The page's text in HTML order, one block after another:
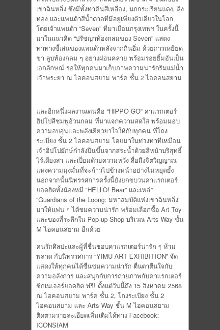
เขาฉินหลิ่ง ซึ่งมีทั้งทาคินสีเหลือง, นกกระเรียนแดง, ลิง
ทอง และแพนด้าสีน้ำตาลที่มีอยู่เพียงตัวเดียวในโลก
โดยเจ้าแพนด้า “Seven” ที่มาเยือนกรุงเทพฯ ในครั้งนี้
มาในแนวคิด “ปรัชญาท้องกลมของ Seven” แสดง
ท่าทางขี้เล่นของแพนด้าหลังจากกินอิ่ม ด้วยการเหยียด
ขา ลูบท้องกลม ๆ อย่างผ่อนคลาย พร้อมรอยยิ้มอันเป็น
เอกลักษณ์ รอให้ทุกคนมาเก็บภาพความน่ารักริมแม่น้ำ
เจ้าพระยา ณ ไอคอนสยาม พาร์ค ชั้น 2 ไอคอนสยาม
และอีกหนึ่งผลงานเด่นคือ “HIPPO GO” คาแรกเตอร์
ฮิปโปสีชมพูอ้วนกลม ที่มาแจกความสดใส พร้อมมอบ
ความอบอุ่นและพลังเยียวยาใจให้กับทุกคน ที่โถง
ระเบียง ชั้น 2 ไอคอนสยาม โดยมาในท่วงท่าที่เหมือน
เจ้าฮิปโปยักษ์กำลังปีนขึ้นจากสระน้ำด้วยสีหน้าบริสุทธิ์
ไร้เดียงสา และเปี่ยมด้วยความหวัง สื่อถึงจิตวิญญาณ
แห่งความมุ่งมั่นที่จะก้าวไปข้างหน้าอย่างไม่หยุดยั้ง
นอกจากนั้นนิทรรศการครั้งนี้ยังยกขบวนคาแรกเตอร์
ยอดฮิตทั้งน้องหมี “HELLO! Bear” และเหล่า
“Guardians of the Loong: มหาสมบัติแห่งเขาฉินหลิ่ง”
มาให้แฟน ๆ ได้ชมความน่ารัก พร้อมเลือกซื้อ Art Toy
และของที่ระลึกใน Pop-up Shop บริเวณ Arts Way ชั้น
M ไอคอนสยาม อีกด้วย
คนรักศิลปะและผู้ที่ชื่นชอบคาแรกเตอร์น่ารัก ๆ ห้าม
พลาด กับนิทรรศการ “YIMU ART EXHIBITION” จัด
แสดงให้ทุกคนได้ชื่นชมความน่ารัก ตื่นตาตื่นใจกับ
ความอลังการ และสนุกกับการถ่ายภาพกับคาแรกเตอร์
ซิกเนเจอร์ยอดฮิต ฟรี! ตั้งแต่วันนี้ถึง 15 สิงหาคม 2568
ณ ไอคอนสยาม พาร์ค ชั้น 2, โถงระเบียง ชั้น 2
ไอคอนสยาม และ Arts Way ชั้น M ไอคอนสยาม
ติดตามรายละเอียดเพิ่มเติมได้ทาง Facebook:
ICONSIAM